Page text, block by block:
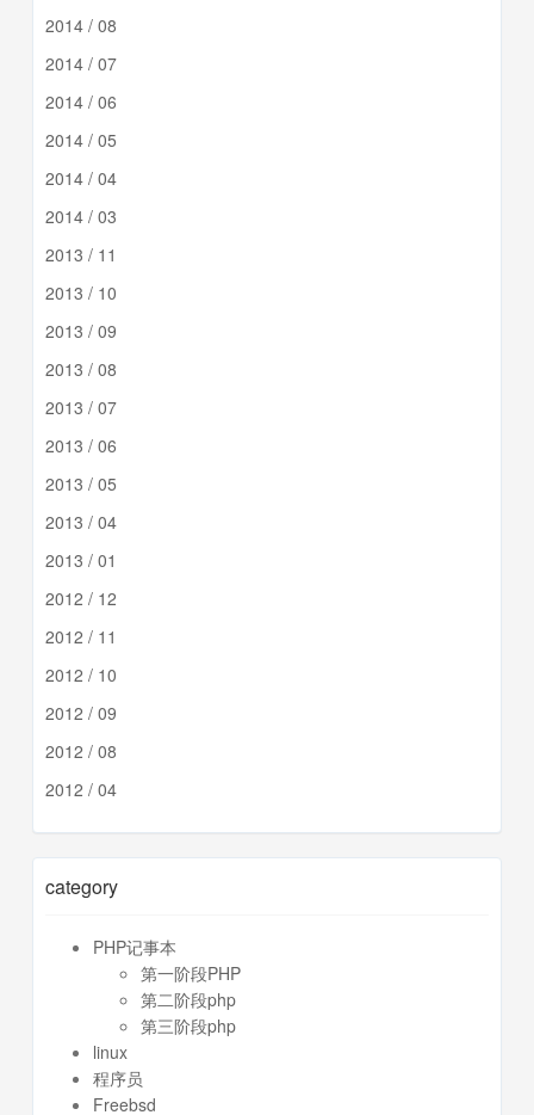
2014 / 08
2014 / 07
2014 / 06
2014 / 05
2014 / 04
2014 / 03
2013 / 11
2013 / 10
2013 / 09
2013 / 08
2013 / 07
2013 / 06
2013 / 05
2013 / 04
2013 / 01
2012 / 12
2012 / 11
2012 / 10
2012 / 09
2012 / 08
2012 / 04
category
PHP记事本
第一阶段PHP
第二阶段php
第三阶段php
linux
程序员
Freebsd